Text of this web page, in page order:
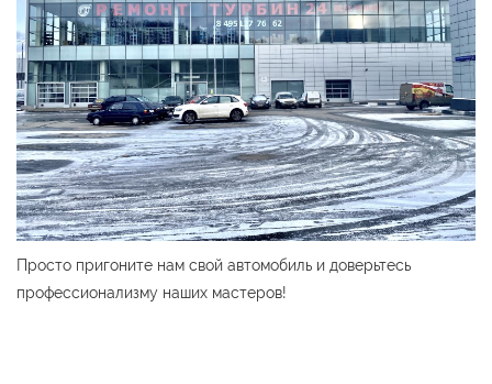
Просто пригоните нам свой автомобиль и доверьтесь
профессионализму наших мастеров!